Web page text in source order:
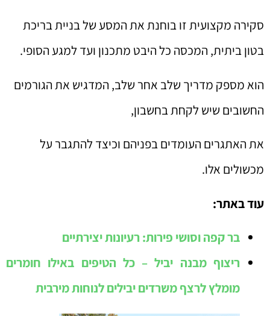
סקירה מקצועית זו בוחנת את המסע של בניית בריכת
בטון ביתית, המכסה כל היבט מתכנון ועד למגע הסופי.
הוא מספק מדריך שלב אחר שלב, המדגיש את הגורמים
החשובים שיש לקחת בחשבון,
את האתגרים העומדים בפניהם וכיצד להתגבר על
מכשולים אלו.
עוד באתר:
בר קפה וסושי פירות: רעיונות יצירתיים
ריצוף מבנה יביל – כל הטיפים באילו חומרים
מומלץ לרצף משרדים יבילים לנוחות מירבית